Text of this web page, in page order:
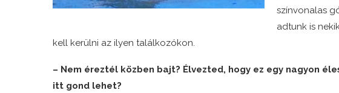
színvonalas
adtunk is
kell kerülni az ilyen találkozókon.
– Nem éreztél közben bajt? Élvezted, hogy ez egy nagyon
itt gond lehet?